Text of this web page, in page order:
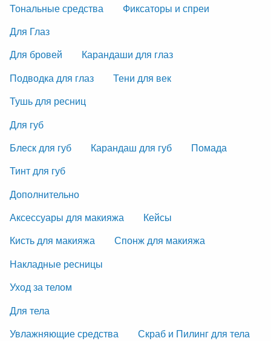
Тональные средства
Фиксаторы и спреи
Для Глаз
Для бровей
Карандаши для глаз
Подводка для глаз
Тени для век
Тушь для ресниц
Для губ
Блеск для губ
Карандаш для губ
Помада
Тинт для губ
Дополнительно
Аксессуары для макияжа
Кейсы
Кисть для макияжа
Спонж для макияжа
Накладные ресницы
Уход за телом
Для тела
Увлажняющие средства
Скраб и Пилинг для тела